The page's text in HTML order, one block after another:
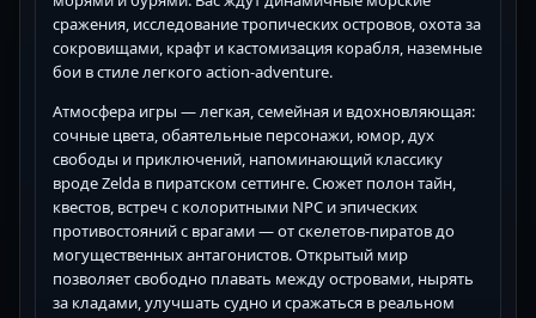
сражения, исследование тропических островов, охота за
сокровищами, крафт и кастомизация корабля, наземные
бои в стиле легкого action-adventure.
Атмосфера игры — легкая, семейная и вдохновляющая:
сочные цвета, обаятельные персонажи, юмор, дух
свободы и приключений, напоминающий классику
вроде Zelda в пиратском сеттинге. Сюжет полон тайн,
квестов, встреч с колоритными NPC и эпических
противостояний с врагами — от скелетов-пиратов до
могущественных антагонистов. Открытый мир
позволяет свободно плавать между островами, нырять
за кладами, улучшать судно и сражаться в реальном